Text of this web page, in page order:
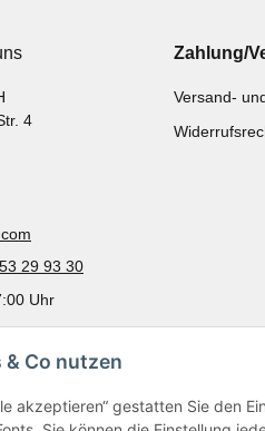
Co nutzen
akzeptieren“ gestatten Sie den
4
29 93 30
Uhr
Zahlung/
Versand-